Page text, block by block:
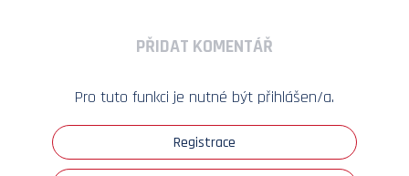
PŘIDAT KOMENTÁŘ
Pro tuto funkci je nutné být přihlášen/a.
Registrace